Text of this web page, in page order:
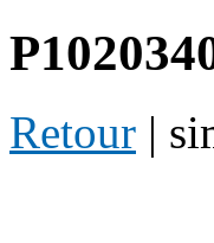
Retour |